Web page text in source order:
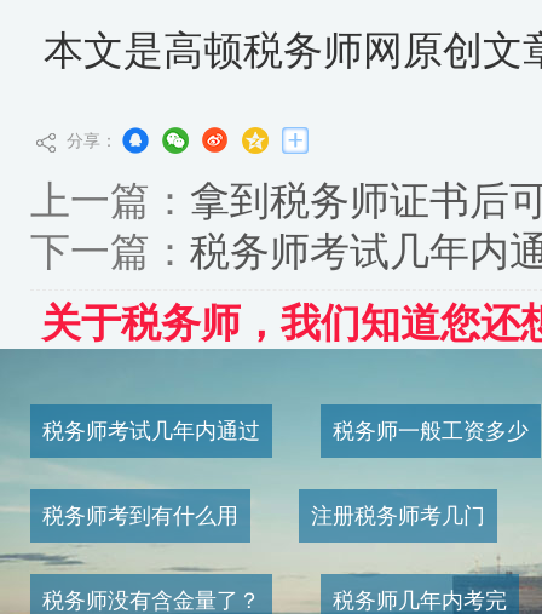
本文是高顿税务师网原创文
分享：
上一篇： 拿到税务师证书后
下一篇： 税务师考试几年内
关于税务师，我们知道您还
税务师考试几年内通过 税务师一般工资多少
税务师考到有什么用 注册税务师考几门
税务师没有含金量了？ 税务师几年内考完